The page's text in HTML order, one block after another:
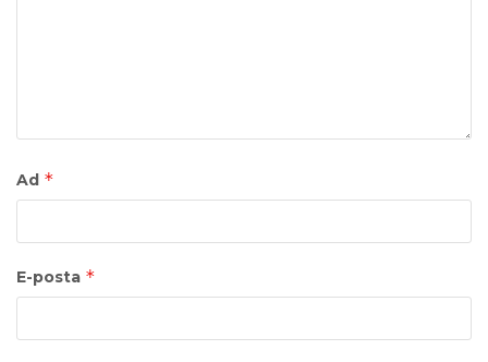
Ad *
E-posta *